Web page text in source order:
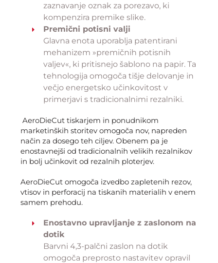
zaznavanje oznak za porezavo, ki
kompenzira premike slike.
Premični potisni valji
Glavna enota uporablja patentirani
mehanizem »premičnih potisnih
valjev«, ki pritisnejo šablono na papir. Ta
tehnologija omogoča tišje delovanje in
večjo energetsko učinkovitost v
primerjavi s tradicionalnimi rezalniki.
AeroDieCut tiskarjem in ponudnikom
marketinških storitev omogoča nov, napreden
način za dosego teh ciljev. Obenem pa je
enostavnejši od tradicionalnih velikih rezalnikov
in bolj učinkovit od rezalnih ploterjev.
AeroDieCut omogoča izvedbo zapletenih rezov,
vtisov in perforacij na tiskanih materialih v enem
samem prehodu.
Enostavno upravljanje z zaslonom na
dotik
Barvni 4,3-palčni zaslon na dotik
omogoča preprosto nastavitev opravil